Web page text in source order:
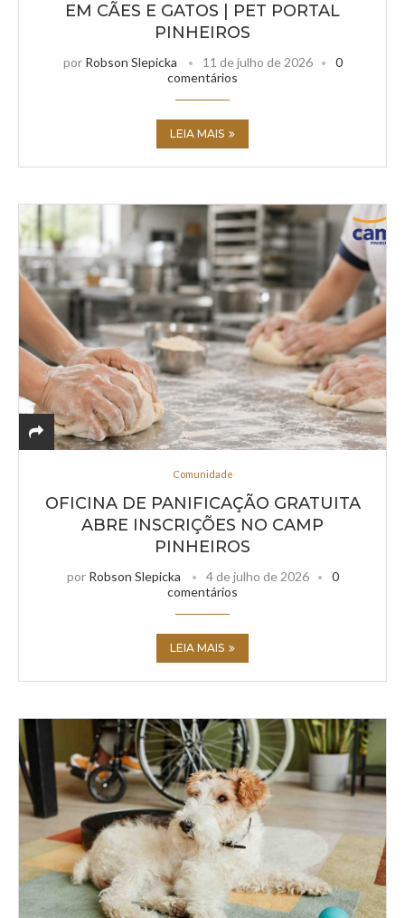
EM CÃES E GATOS | PET PORTAL
PINHEIROS
por Robson Slepicka 11 de julho de 2026
0
comentários
LEIA MAIS
Comunidade
OFICINA DE PANIFICAÇÃO GRATUITA
ABRE INSCRIÇÕES NO CAMP
PINHEIROS
por Robson Slepicka 4 de julho de 2026
0
comentários
LEIA MAIS